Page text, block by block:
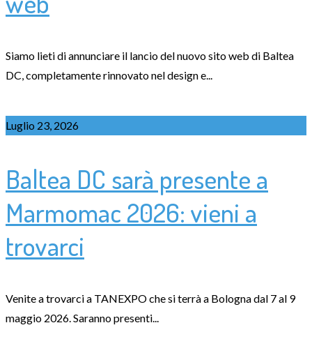
Siamo lieti di annunciare il lancio del nuovo sito web di Baltea
DC, completamente rinnovato nel design e...
Luglio 23, 2026
Baltea DC sarà presente a
Marmomac 2026: vieni a
trovarci
Venite a trovarci a TANEXPO che si terrà a Bologna dal 7 al 9
maggio 2026. Saranno presenti...